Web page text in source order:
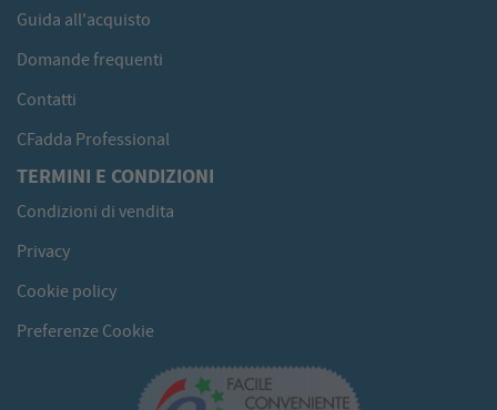
Guida all'acquisto
Domande frequenti
Contatti
CFadda Professional
TERMINI E CONDIZIONI
Condizioni di vendita
Privacy
Cookie policy
Preferenze Cookie